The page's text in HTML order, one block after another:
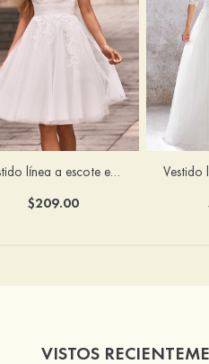
Vestido línea a escote en v tul hasta la rodilla vestido de novia
$209.00
VISTOS